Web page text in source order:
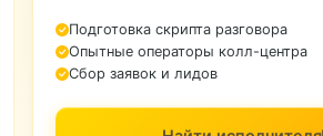
Подготовка скрипта разговора
Опытные операторы колл-центра
Сбор заявок и лидов